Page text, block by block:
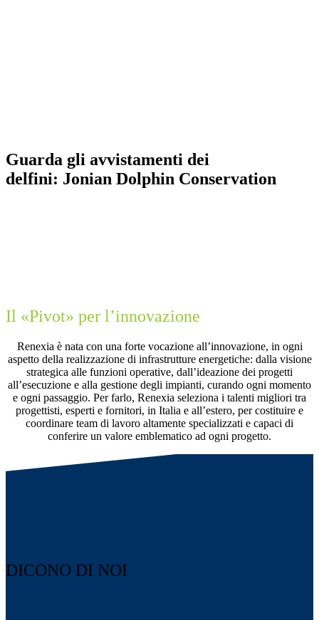
Guarda gli avvistamenti dei
delfini: Jonian Dolphin Conservation
Il «Pivot» per l’innovazione
Renexia è nata con una forte vocazione all’innovazione, in ogni
aspetto della realizzazione di infrastrutture energetiche: dalla visione
strategica alle funzioni operative, dall’ideazione dei progetti
all’esecuzione e alla gestione degli impianti, curando ogni momento
e ogni passaggio. Per farlo, Renexia seleziona i talenti migliori tra
progettisti, esperti e fornitori, in Italia e all’estero, per costituire e
coordinare team di lavoro altamente specializzati e capaci di
conferire un valore emblematico ad ogni progetto.
DICONO DI NOI